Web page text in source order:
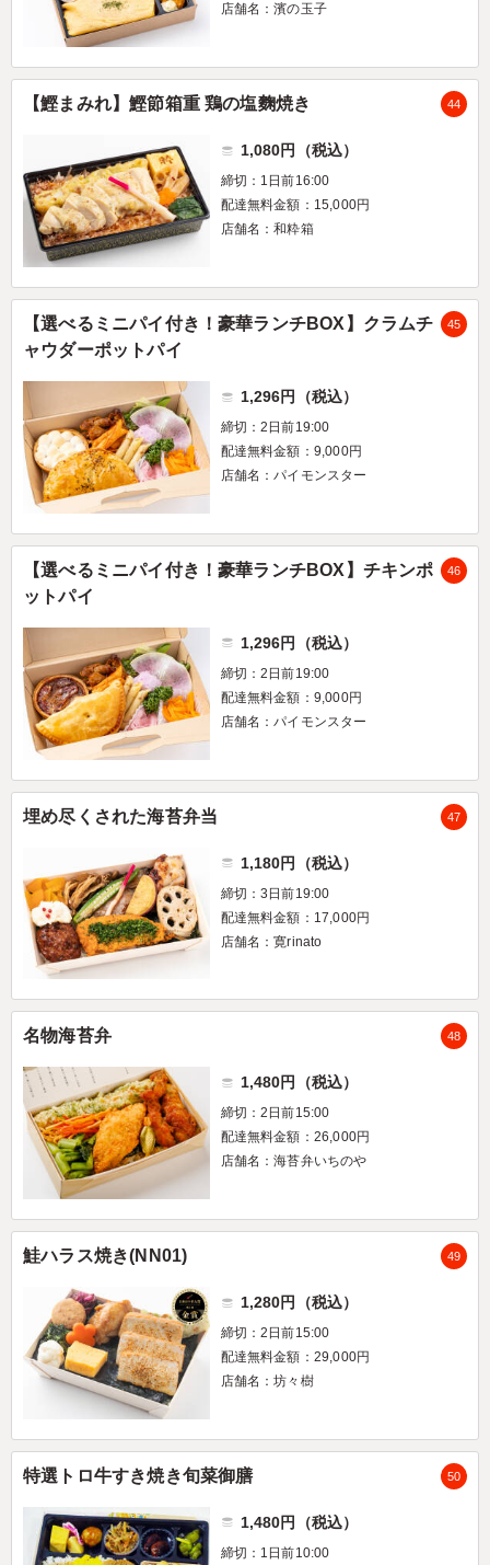
店舗名：濱の玉子
【鰹まみれ】鰹節箱重 鶏の塩麴焼き 44
1,080円（税込）
締切：1日前16:00
配達無料金額：15,000円
店舗名：和粋箱
【選べるミニパイ付き！豪華ランチBOX】クラムチ
ャウダーポットパイ
45
1,296円（税込）
締切：2日前19:00
配達無料金額：9,000円
店舗名：パイモンスター
【選べるミニパイ付き！豪華ランチBOX】チキンポ
ットパイ
46
1,296円（税込）
締切：2日前19:00
配達無料金額：9,000円
店舗名：パイモンスター
埋め尽くされた海苔弁当 47
1,180円（税込）
締切：3日前19:00
配達無料金額：17,000円
店舗名：寛rinato
名物海苔弁 48
1,480円（税込）
締切：2日前15:00
配達無料金額：26,000円
店舗名：海苔弁いちのや
鮭ハラス焼き(NN01) 49
1,280円（税込）
締切：2日前15:00
配達無料金額：29,000円
店舗名：坊々樹
特選トロ牛すき焼き旬菜御膳 50
1,480円（税込）
締切：1日前10:00